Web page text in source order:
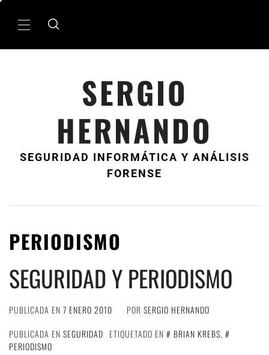
MenÃº
SERGIO
HERNANDO
SEGURIDAD INFORMÁTICA Y ANÁLISIS
FORENSE
PERIODISMO
SEGURIDAD Y PERIODISMO
PUBLICADA EN 7 ENERO 2010 POR SERGIO HERNANDO
PUBLICADA EN SEGURIDAD ETIQUETADO EN BRIAN KREBS,
PERIODISMO